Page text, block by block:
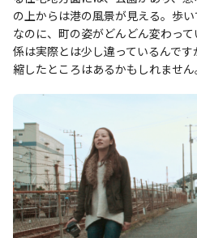
の上からは港の風景が見える。歩
なのに、町の姿がどんどん変わっ
係は実際とは少し違っているんで
縮したところはあるかもしれません